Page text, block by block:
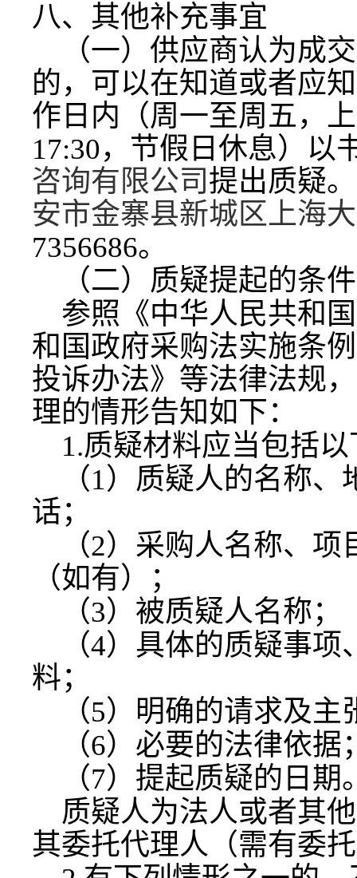
八、其他补充事宜
（一）供应商认为成
的，可以在知道或者应
作日内（周一至周五，
17:30，节假日休息）以
咨询有限公司 提出质疑
安市金寨县新城区上海
7356686。
（二）质疑提起的条
参照《中华人民共和
和国政府采购法实施条
投诉办法》等法律法规
理的情形告知如下：
1.质疑材料应当包括
（1）质疑人的名称、
话；
（2）采购人名称、项
（如有）；
（3）被质疑人名称；
（4）具体的质疑事项
料；
（5）明确的请求及主
（6）必要的法律依据
（7）提起质疑的日期
质疑人为法人或者其
其委托代理人（需有委